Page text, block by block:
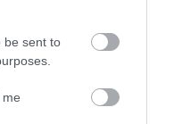
be sent to